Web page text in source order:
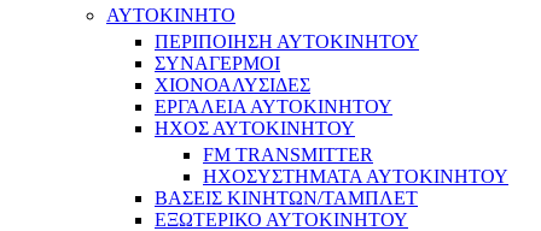
ΑΥΤΟΚΙΝΗΤΟ
ΠΕΡΙΠΟΙΗΣΗ ΑΥΤΟΚΙΝΗΤΟΥ
ΣΥΝΑΓΕΡΜΟΙ
ΧΙΟΝΟΑΛΥΣΙΔΕΣ
ΕΡΓΑΛΕΙΑ ΑΥΤΟΚΙΝΗΤΟΥ
ΗΧΟΣ ΑΥΤΟΚΙΝΗΤΟΥ
FM TRANSMITTER
ΗΧΟΣΥΣΤΗΜΑΤΑ ΑΥΤΟΚΙΝΗΤΟΥ
ΒΑΣΕΙΣ ΚΙΝΗΤΩΝ/ΤΑΜΠΛΕΤ
ΕΞΩΤΕΡΙΚΟ ΑΥΤΟΚΙΝΗΤΟΥ